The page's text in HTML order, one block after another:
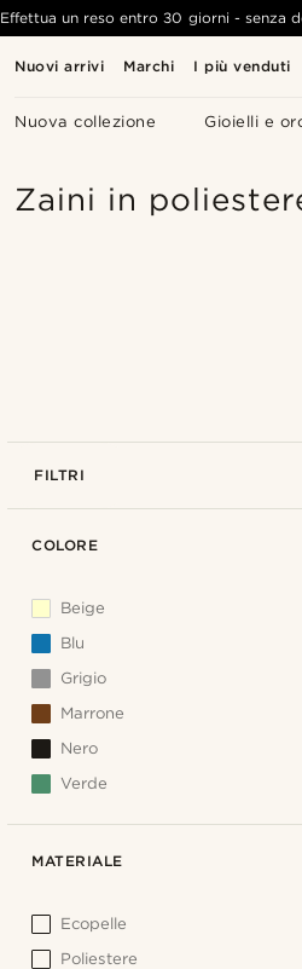
Nuovi arrivi Marchi I più venduti
Nuova collezione Gioielli e
Effettua un reso entro 30 giorni - senza
Zaini in
FILTRI
COLORE
Beige
Blu
Grigio
Marrone
Nero
Verde
MATERIALE
Ecopelle
Poliestere